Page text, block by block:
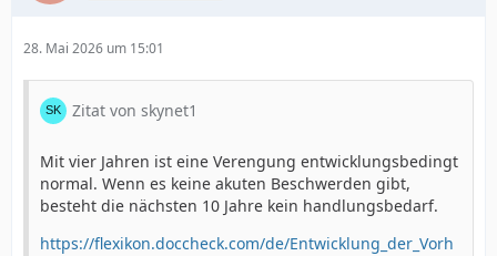
28. Mai 2026 um 15:01
Zitat von skynet1
Mit vier Jahren ist eine Verengung entwicklungsbedingt
normal. Wenn es keine akuten Beschwerden gibt,
besteht die nächsten 10 Jahre kein handlungsbedarf.
https://flexikon.doccheck.com/de/Entwicklung_der_Vorh